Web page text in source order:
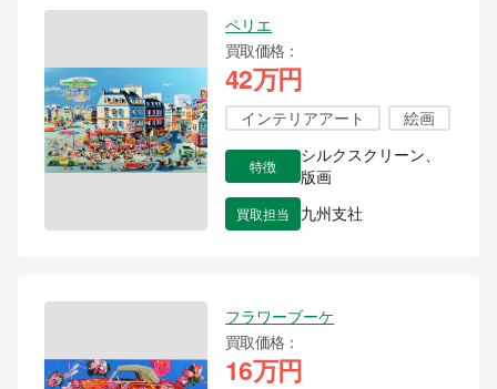
ペリエ
買取価格
42万円
インテリアアート 絵画
特徴
シルクスクリーン、
版画
買取担当 九州支社
フラワーブーケ
買取価格
16万円